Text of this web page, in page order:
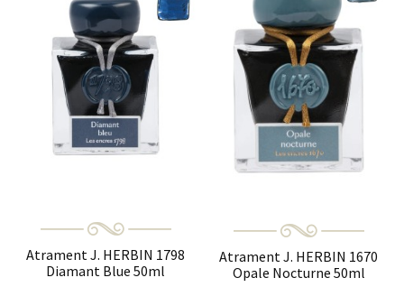
Atrament J. HERBIN 1798
Diamant Blue 50ml
Atrament J. HERBIN 1670
Opale Nocturne 50ml